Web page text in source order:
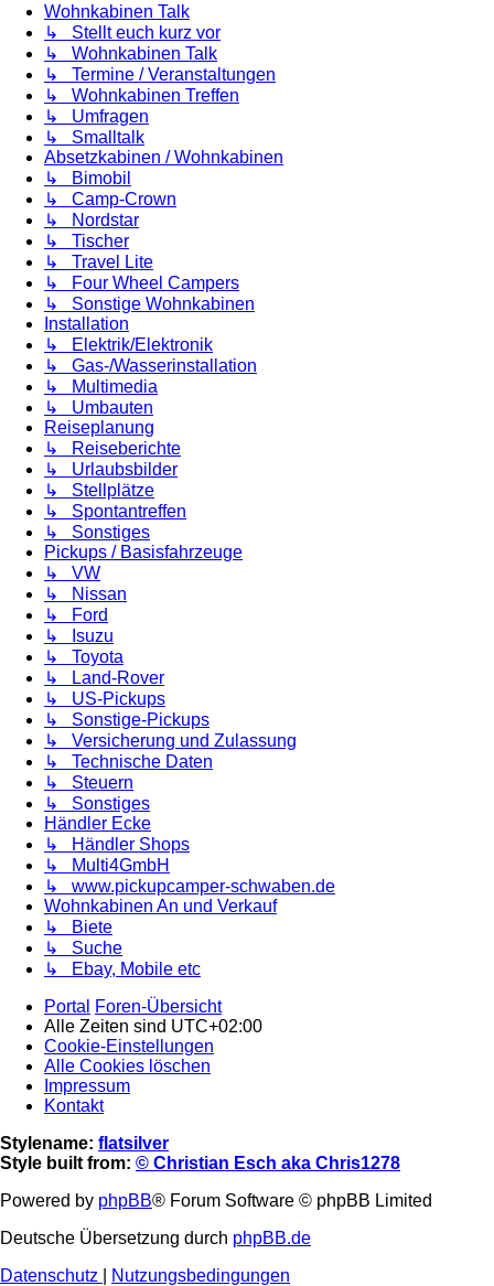
Wohnkabinen Talk
↳ Stellt euch kurz vor
↳ Wohnkabinen Talk
↳ Termine / Veranstaltungen
↳ Wohnkabinen Treffen
↳ Umfragen
↳ Smalltalk
Absetzkabinen / Wohnkabinen
↳ Bimobil
↳ Camp-Crown
↳ Nordstar
↳ Tischer
↳ Travel Lite
↳ Four Wheel Campers
↳ Sonstige Wohnkabinen
Installation
↳ Elektrik/Elektronik
↳ Gas-/Wasserinstallation
↳ Multimedia
↳ Umbauten
Reiseplanung
↳ Reiseberichte
↳ Urlaubsbilder
↳ Stellplätze
↳ Spontantreffen
↳ Sonstiges
Pickups / Basisfahrzeuge
↳ VW
↳ Nissan
↳ Ford
↳ Isuzu
↳ Toyota
↳ Land-Rover
↳ US-Pickups
↳ Sonstige-Pickups
↳ Versicherung und Zulassung
↳ Technische Daten
↳ Steuern
↳ Sonstiges
Händler Ecke
↳ Händler Shops
↳ Multi4GmbH
↳ www.pickupcamper-schwaben.de
Wohnkabinen An und Verkauf
↳ Biete
↳ Suche
↳ Ebay, Mobile etc
Portal
Foren-Übersicht
Alle Zeiten sind UTC+02:00
Cookie-Einstellungen
Alle Cookies löschen
Impressum
Kontakt
Stylename: flatsilver
Style built from: © Christian Esch aka Chris1278
Powered by phpBB® Forum Software © phpBB Limited
Deutsche Übersetzung durch phpBB.de
Datenschutz
Nutzungsbedingungen